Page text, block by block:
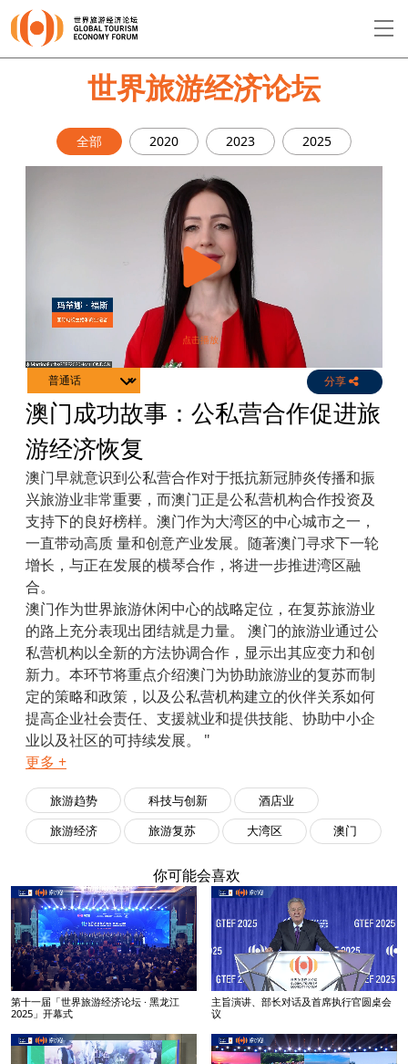
繁 简
关于论坛
世界旅游经济论坛
全部 2020 2023 2025
Channels 分享
澳门成功故事：公私营合作促进旅
游经济恢复
澳门早就意识到公私营合作对于抵抗新冠肺炎传播和振
兴旅游业非常重要，而澳门正是公私营机构合作投资及
支持下的良好榜样。澳门作为大湾区的中心城市之一，
一直带动高质 量和创意产业发展。随著澳门寻求下一轮
增长，与正在发展的横琴合作，将进一步推进湾区融
合。
澳门作为世界旅游休闲中心的战略定位，在复苏旅游业
的路上充分表现出团结就是力量。 澳门的旅游业通过公
私营机构以全新的方法协调合作，显示出其应变力和创
新力。本环节将重点介绍澳门为协助旅游业的复苏而制
定的策略和政策，以及公私营机构建立的伙伴关系如何
提高企业社会责任、支援就业和提供技能、协助中小企
业以及社区的可持续发展。 "
更多 +
旅游趋势 科技与创新
酒店业
旅游经济
旅游复苏 大湾区 澳门
你可能会喜欢
第十一届「世界旅游经济论坛 · 黑龙江
2025」开幕式
主旨演讲、部长对话及首席执行官圆桌会
议